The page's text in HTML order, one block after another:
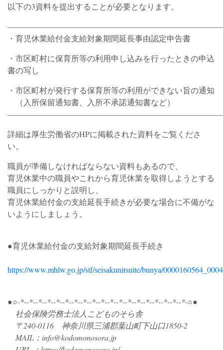
以下の3資料を提出することが必要となります。
・育児休業給付金支給対象期間延長事由認定申告書
・市区町村に保育所等の利用申し込みを行ったときの申込
書の写し
・市区町村が発行する保育所等の利用ができない旨の通知
（入所保留通知書、入所不承諾通知書など）
詳細は厚生労働省のHPに掲載された資料をご覧くださ
い。
職員が準備しなければならない資料もあるので、
育児休業中の職員やこれから育児休業を取得しようとする
職員にしっかりと説明し、
育児休業給付金の支給延長手続きが必要な場合に不備がな
いようにしましょう。
●育児休業給付金の支給対象期間延長手続き
https://www.mhlw.go.jp/stf/seisakunitsuite/bunya/
●○-*--*--*--*--*--*--*--*--*--*--*--*--*--*--*--*--*--*--*-○●
社会保険労務士法人こどものそら舎
〒240-0116 神奈川県三浦郡葉山町下山口1850-2
MAIL：info@kodomonosora.jp